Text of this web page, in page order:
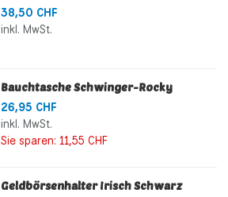
38,50 CHF
inkl. MwSt.
Bauchtasche Schwinger-Rocky
26,95 CHF
inkl. MwSt.
Sie sparen: 11,55 CHF
Geldbörsenhalter Irisch Schwarz